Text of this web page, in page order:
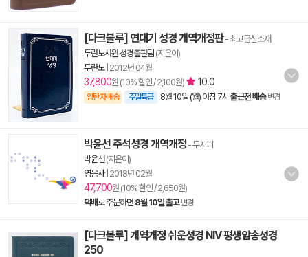
[다크블루] 연대기 성경 개역개정판- 최고급신소재
두란노서원 성경출판팀 (지은이)
두란노| 2012년 04월
37,800원 (10% 할인 / 2,100원) 10.0
양탄자배송 주말특급 8월 10일 (월) 아침 7시 출근전 배송 변경
박윤선 주석성경 개역개정- 무지퍼
박윤선(지은이)
영음사| 2018년 02월
47,700원 (10% 할인 / 2,650원)
택배로 주문하면 8월 10일 출고 변경
[다크블루] 개역개정 쉬운성경 NIV 평생암송성경
250